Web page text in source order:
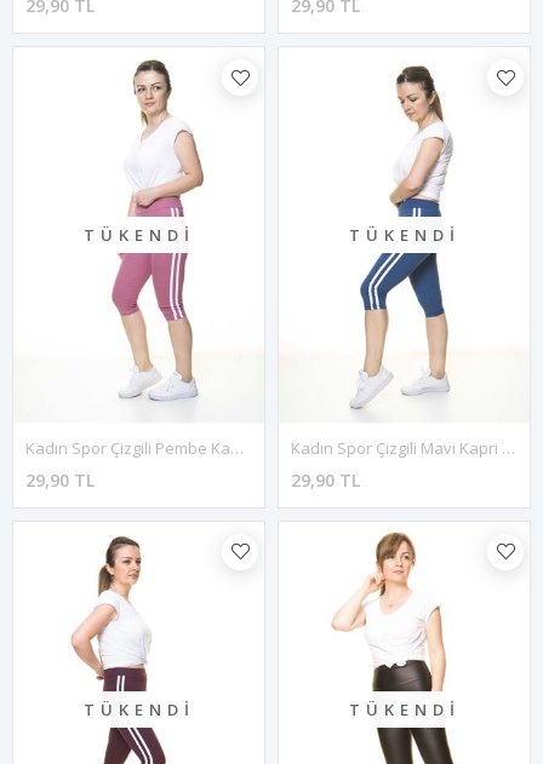
29,90 TL 29,90 TL
TÜKENDI
Kadın Spor Çizgili Pembe Kapri Tayt 11C-4012
29,90 TL
TÜKENDI
Kadın Spor Çizgili Mavi Kapri Tayt 11C-4011
29,90 TL
TÜKENDI TÜKENDI